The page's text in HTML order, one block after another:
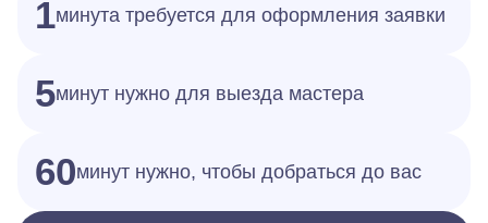
1минута требуется для оформления заявки
5минут нужно для выезда мастера
60минут нужно, чтобы добраться до вас